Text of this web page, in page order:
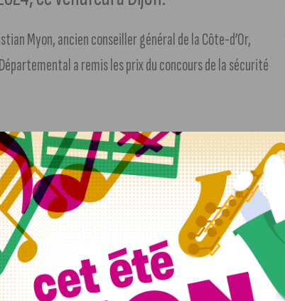
Myon, ancien conseiller général de la Côte-d’Or,
a remis les prix du concours de la sécurité
pour avoir sensibilisé la jeunesse aux bons
Collège « Les Hautes Pailles » d’Échenon, l’Amicale des
de Bligny-sur-Ouche, l’École Primaire de Marliens, le
» de Fontaine-Française, et l’École Primaire Ste Ursule